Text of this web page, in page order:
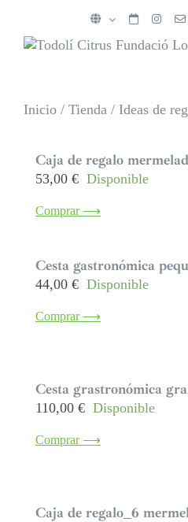
contenido
Inicio / Tienda / Ideas de
Caja de regalo
53,00 € Disponible
Comprar ⟶
Cesta gastronómica
44,00 € Disponible
Comprar ⟶
Cesta grastronómica
110,00 € Disponible
Comprar ⟶
Caja de regalo_6